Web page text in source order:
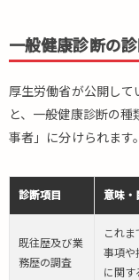
3.
健
診
断
と
ド
の
具
一般健康診断の診
厚生労働省が公開して
と、一般健康診断の
事者」に分けられます。
診断項目 意味・
既往歴及び業
務歴の調査
これ
事項や
に関す